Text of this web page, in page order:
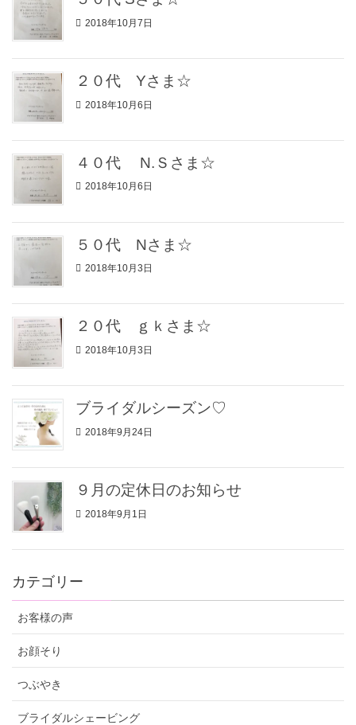
2018年10月7日
２０代 Yさま☆
2018年10月6日
４０代 N.Ｓさま☆
2018年10月6日
５０代 Nさま☆
2018年10月3日
２０代 ｇｋさま☆
2018年10月3日
ブライダルシーズン♡
2018年9月24日
９月の定休日のお知らせ
2018年9月1日
カテゴリー
お客様の声
お顔そり
つぶやき
ブライダルシェービング